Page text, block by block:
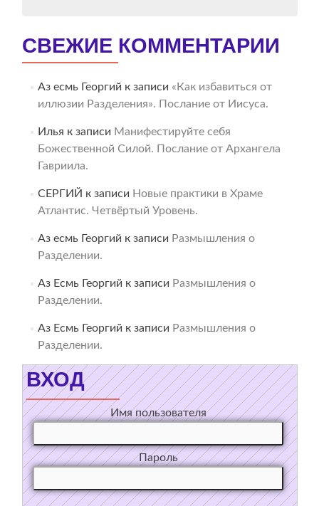
СВЕЖИЕ КОММЕНТАРИИ
Аз есмь Георгий к записи «Как избавиться от
иллюзии Разделения». Послание от Иисуса.
Илья к записи Манифестируйте себя
Божественной Силой. Послание от Архангела
Гавриила.
СЕРГИЙ к записи Новые практики в Храме
Атлантис. Четвёртый Уровень.
Аз есмь Георгий к записи Размышления о
Разделении.
Аз Есмь Георгий к записи Размышления о
Разделении.
Аз Есмь Георгий к записи Размышления о
Разделении.
ВХОД
Имя пользователя
Пароль